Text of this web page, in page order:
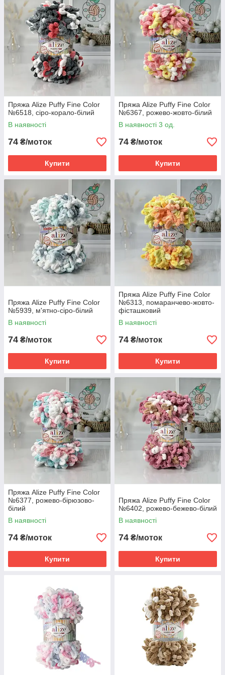
Пряжа Alize Puffy Fine Color
№6518, сіро-корало-білий
В наявності
74 ₴/моток
Купити
Пряжа Alize Puffy Fine Color
№6367, рожево-жовто-білий
В наявності 3 од.
74 ₴/моток
Купити
Пряжа Alize Puffy Fine Color
№5939, м'ятно-сіро-білий
В наявності
74 ₴/моток
Купити
Пряжа Alize Puffy Fine Color
№6313, помаранчево-жовто-
фісташковий
В наявності
74 ₴/моток
Купити
Пряжа Alize Puffy Fine Color
№6377, рожево-бірюзово-
білий
В наявності
74 ₴/моток
Купити
Пряжа Alize Puffy Fine Color
№6402, рожево-бежево-білий
В наявності
74 ₴/моток
Купити